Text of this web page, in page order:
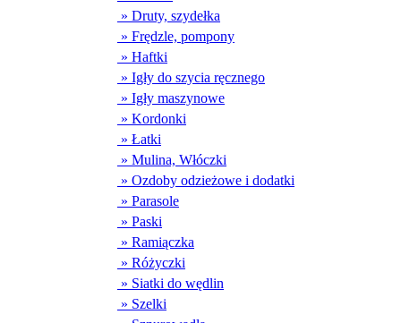
» Druty, szydełka
» Frędzle, pompony
» Haftki
» Igły do szycia ręcznego
» Igły maszynowe
» Kordonki
» Łatki
» Mulina, Włóczki
» Ozdoby odzieżowe i dodatki
» Parasole
» Paski
» Ramiączka
» Różyczki
» Siatki do wędlin
» Szelki